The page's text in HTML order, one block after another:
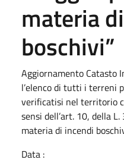
materia
boschivi”
Aggiornamento Catasto
l’elenco di tutti i terreni
verificatisi nel territorio
sensi dell’art. 10, della
materia di incendi
Data :